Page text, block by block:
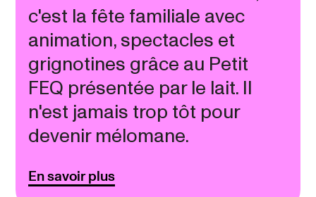
c'est la fête familiale avec
animation, spectacles et
grignotines grâce au Petit
FEQ présentée par le lait. Il
n'est jamais trop tôt pour
devenir mélomane.
En savoir plus